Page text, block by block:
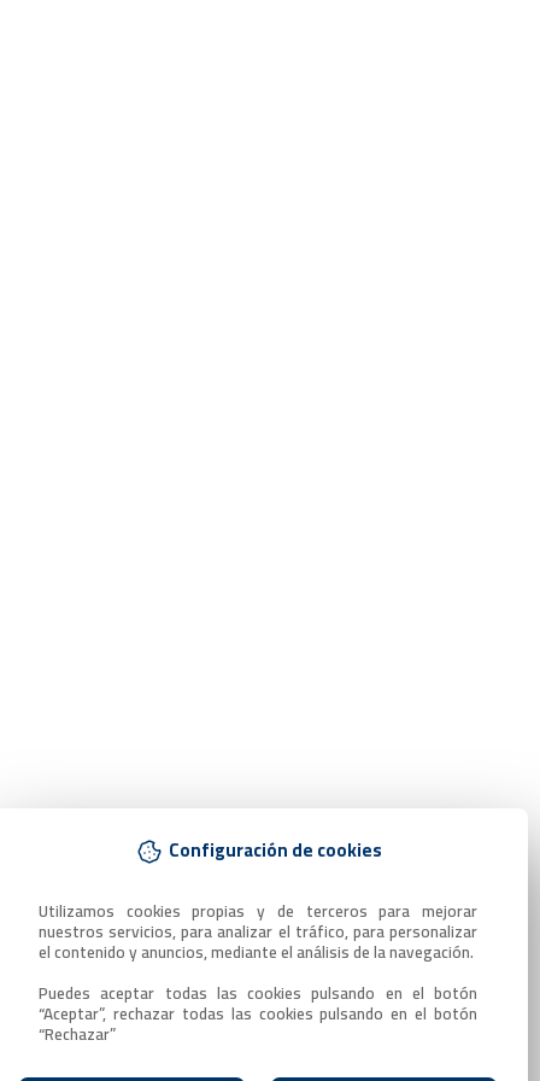
Configuración de cookies
Utilizamos cookies propias y de terceros para mejorar
nuestros servicios, para analizar el tráfico, para personalizar
el contenido y anuncios, mediante el análisis de la navegación.
Puedes aceptar todas las cookies pulsando en el botón
“Aceptar”, rechazar todas las cookies pulsando en el botón
“Rechazar”